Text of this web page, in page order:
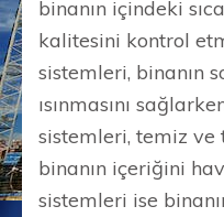
binanın içindeki
kalitesini kontrol
sistemleri, binanın
ısınmasını
sistemleri, temiz
binanın içeriğini
sistemleri ise